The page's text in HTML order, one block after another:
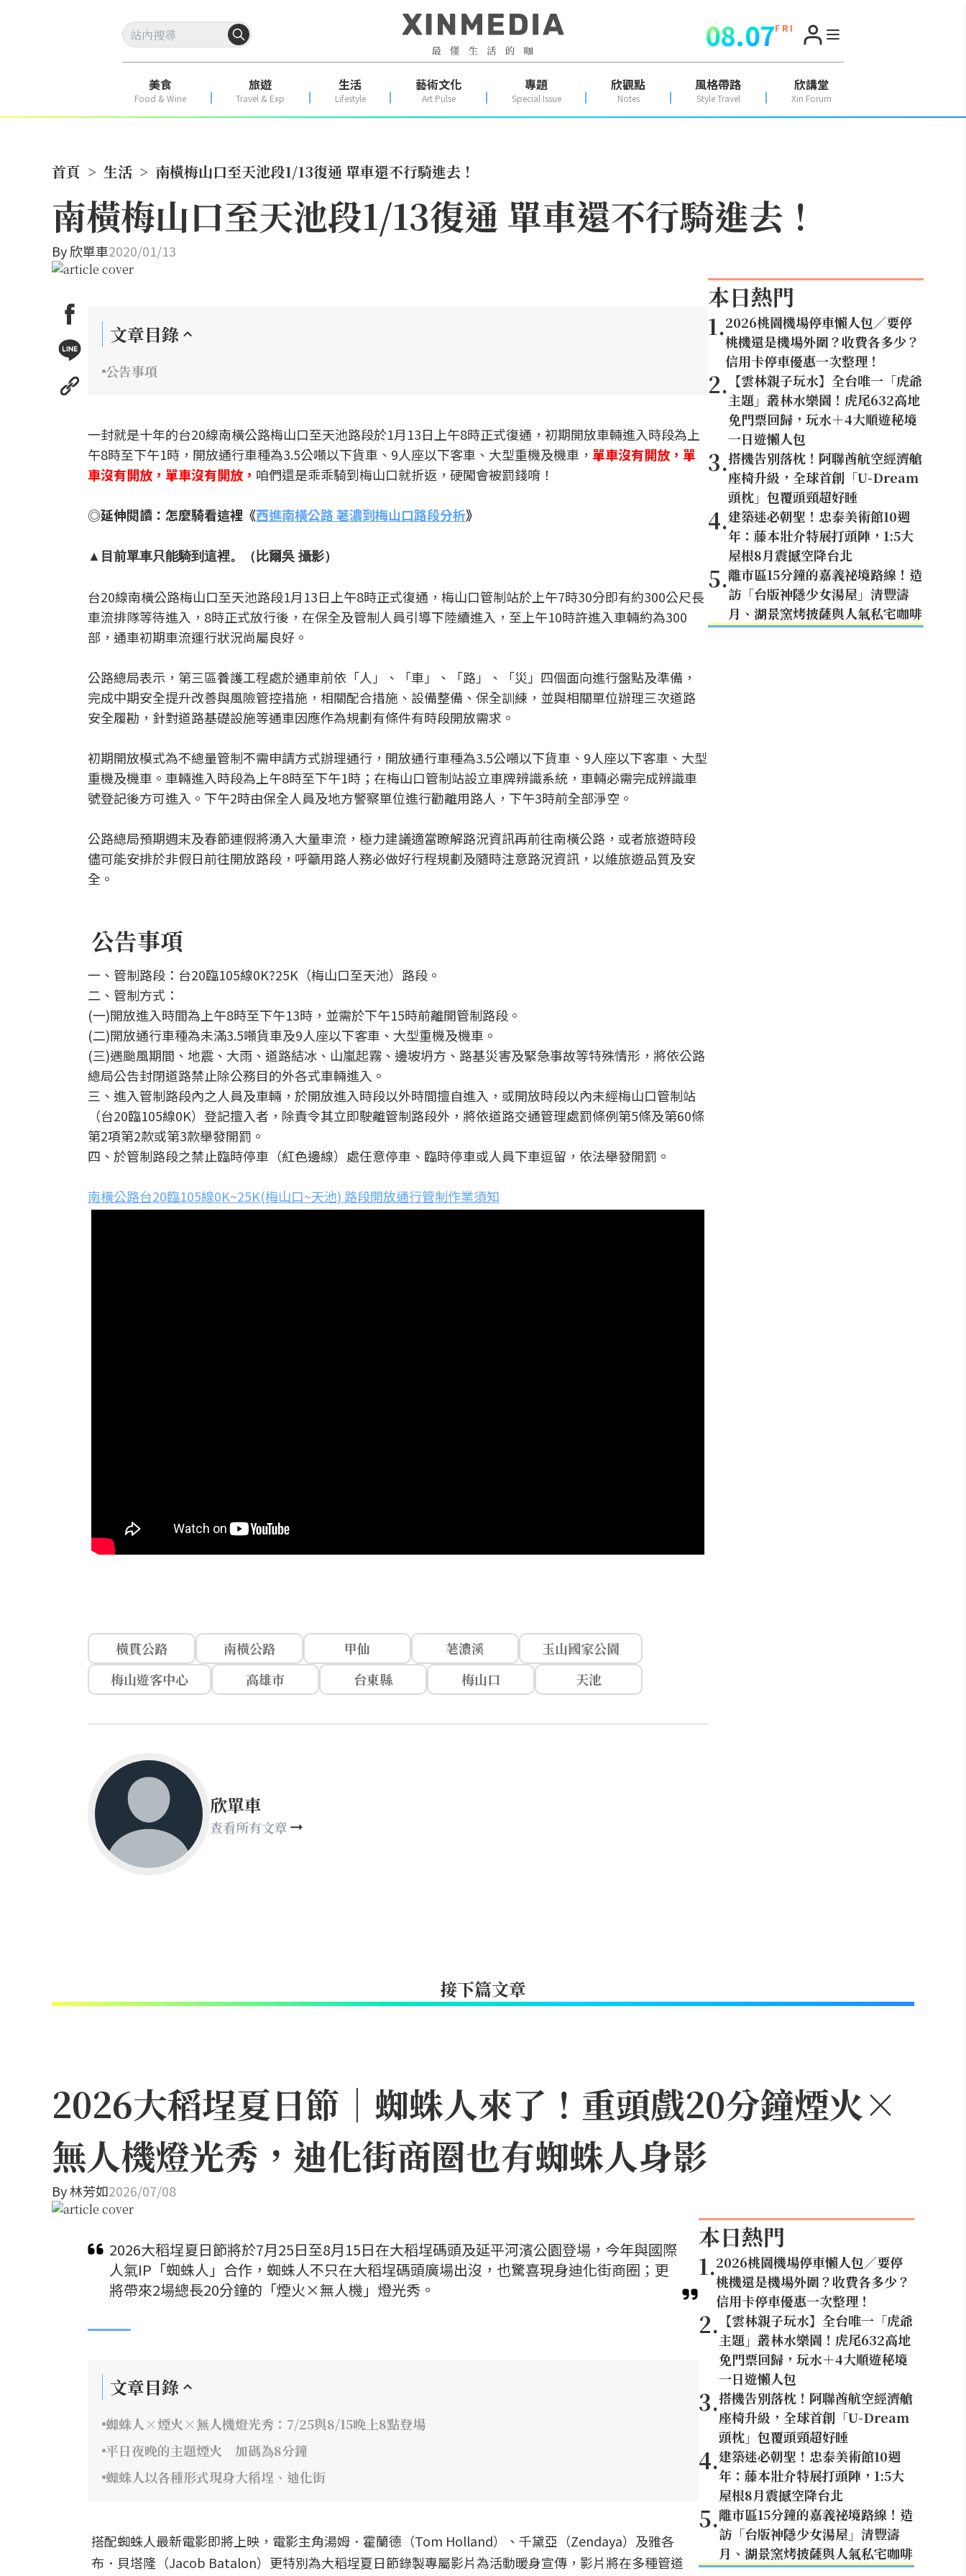
08.07F R I
美食
Food & Wine
旅遊
Travel & Exp
生活
Lifestyle
藝術文化
Art Pulse
專題
Special Issue
欣觀點
Notes
風格帶路
Style Travel
欣講堂
Xin Forum
首頁 > 生活 > 南橫梅山口至天池段1/13復通 單車還不行騎進去！
南橫梅山口至天池段1/13復通 單車還不行騎進去！
By欣單車2020/01/13
文章目錄
公告事項
一封就是十年的台20線南橫公路梅山口至天池路段於1月13日上午8時正式復通，初期開放車輛進入時段為上
午8時至下午1時，開放通行車種為3.5公噸以下貨車、9人座以下客車、大型重機及機車， 單車沒有開放，單
車沒有開放，單車沒有開放， 咱們還是乖乖騎到梅山口就折返，硬闖會被罰錢唷！
◎延伸閱讀：怎麼騎看這裡《西進南橫公路 荖濃到梅山口路段分析》
▲目前單車只能騎到這裡。（比爾吳 攝影）
台20線南橫公路梅山口至天池路段1月13日上午8時正式復通，梅山口管制站於上午7時30分即有約300公尺長
車流排隊等待進入，8時正式放行後，在保全及管制人員引導下陸續進入，至上午10時許進入車輛約為300
部，通車初期車流運行狀況尚屬良好。
公路總局表示，第三區養護工程處於通車前依「人」、「車」、「路」、「災」四個面向進行盤點及準備，
完成中期安全提升改善與風險管控措施，相關配合措施、設備整備、保全訓練，並與相關單位辦理三次道路
安全履勘，針對道路基礎設施等通車因應作為規劃有條件有時段開放需求。
初期開放模式為不總量管制不需申請方式辦理通行，開放通行車種為3.5公噸以下貨車、9人座以下客車、大型
重機及機車。車輛進入時段為上午8時至下午1時；在梅山口管制站設立車牌辨識系統，車輛必需完成辨識車
號登記後方可進入。下午2時由保全人員及地方警察單位進行勸離用路人，下午3時前全部淨空。
公路總局預期週末及春節連假將湧入大量車流，極力建議適當瞭解路況資訊再前往南橫公路，或者旅遊時段
儘可能安排於非假日前往開放路段，呼籲用路人務必做好行程規劃及隨時注意路況資訊，以維旅遊品質及安
全。
公告事項
一、管制路段：台20臨105線0K?25K（梅山口至天池）路段。
二、管制方式：
(一)開放進入時間為上午8時至下午13時，並需於下午15時前離開管制路段。
(二)開放通行車種為未滿3.5噸貨車及9人座以下客車、大型重機及機車。
(三)遇颱風期間、地震、大雨、道路結冰、山嵐起霧、邊坡坍方、路基災害及緊急事故等特殊情形，將依公路
總局公告封閉道路禁止除公務目的外各式車輛進入。
三、進入管制路段內之人員及車輛，於開放進入時段以外時間擅自進入，或開放時段以內未經梅山口管制站
（台20臨105線0K）登記擅入者，除責令其立即駛離管制路段外，將依道路交通管理處罰條例第5條及第60條
第2項第2款或第3款舉發開罰。
四、於管制路段之禁止臨時停車（紅色邊線）處任意停車、臨時停車或人員下車逗留，依法舉發開罰。
南橫公路台20臨105線0K~25K(梅山口~天池) 路段開放通行管制作業須知
橫貫公路 南橫公路 甲仙 荖濃溪
玉山國家公園
梅山遊客中心
高雄市 台東縣 梅山口 天池
欣單車
查看所有文章
本日熱門
1.2026桃園機場停車懶人包／要停
桃機還是機場外圍？收費各多少？
信用卡停車優惠一次整理！
2. 【雲林親子玩水】全台唯一「虎爺
主題」叢林水樂園！虎尾632高地
免門票回歸，玩水＋4大順遊秘境
一日遊懶人包
3.搭機告別落枕！阿聯酋航空經濟艙
座椅升級，全球首創「U-Dream
頭枕」包覆頭頸超好睡
4.建築迷必朝聖！忠泰美術館10週
年：藤本壯介特展打頭陣，1:5大
屋根8月震撼空降台北
5.離市區15分鐘的嘉義祕境路線！造
訪「台版神隱少女湯屋」清豐濤
月、湖景窯烤披薩與人氣私宅咖啡
接下篇文章
2026大稻埕夏日節｜蜘蛛人來了！重頭戲20分鐘煙火×
無人機燈光秀，迪化街商圈也有蜘蛛人身影
By林芳如2026/07/08
2026大稻埕夏日節將於7月25日至8月15日在大稻埕碼頭及延平河濱公園登場，今年與國際
人氣IP「蜘蛛人」合作，蜘蛛人不只在大稻埕碼頭廣場出沒，也驚喜現身迪化街商圈；更
將帶來2場總長20分鐘的「煙火×無人機」燈光秀。
文章目錄
蜘蛛人×煙火×無人機燈光秀：7/25與8/15晚上8點登場
平日夜晚的主題煙火 加碼為8分鐘
蜘蛛人以各種形式現身大稻埕、迪化街
搭配蜘蛛人最新電影即將上映，電影主角湯姆．霍蘭德（Tom Holland）、千黛亞（Zendaya）及雅各
布．貝塔隆（Jacob Batalon）更特別為大稻埕夏日節錄製專屬影片為活動暖身宣傳，影片將在多種管道
本日熱門
1.2026桃園機場停車懶人包／要停
桃機還是機場外圍？收費各多少？
信用卡停車優惠一次整理！
2. 【雲林親子玩水】全台唯一「虎爺
主題」叢林水樂園！虎尾632高地
免門票回歸，玩水＋4大順遊秘境
一日遊懶人包
3.搭機告別落枕！阿聯酋航空經濟艙
座椅升級，全球首創「U-Dream
頭枕」包覆頭頸超好睡
4.建築迷必朝聖！忠泰美術館10週
年：藤本壯介特展打頭陣，1:5大
屋根8月震撼空降台北
5.離市區15分鐘的嘉義祕境路線！造
訪「台版神隱少女湯屋」清豐濤
月、湖景窯烤披薩與人氣私宅咖啡